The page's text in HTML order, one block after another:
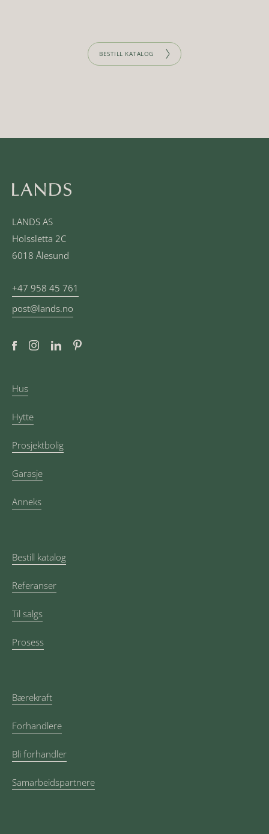
BESTILL KATALOG
LANDS AS
Holssletta 2C
6018 Ålesund
+47 958 45 761
post@lands.no
Hus
Hytte
Prosjektbolig
Garasje
Anneks
Bestill katalog
Referanser
Til salgs
Prosess
Bærekraft
Forhandlere
Bli forhandler
Samarbeidspartnere